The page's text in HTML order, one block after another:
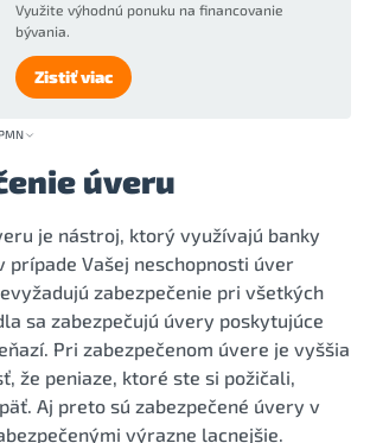
Využite výhodnú ponuku na financovanie
bývania.
Zistiť viac
úveru
je nástroj, ktorý využívajú banky
Vašej neschopnosti úver
zabezpečenie pri všetkých
sa zabezpečujú úvery poskytujúce
Pri zabezpečenom úvere je vyššia
že peniaze, ktoré ste si požičali,
Aj preto sú zabezpečené úvery v
výrazne lacnejšie.